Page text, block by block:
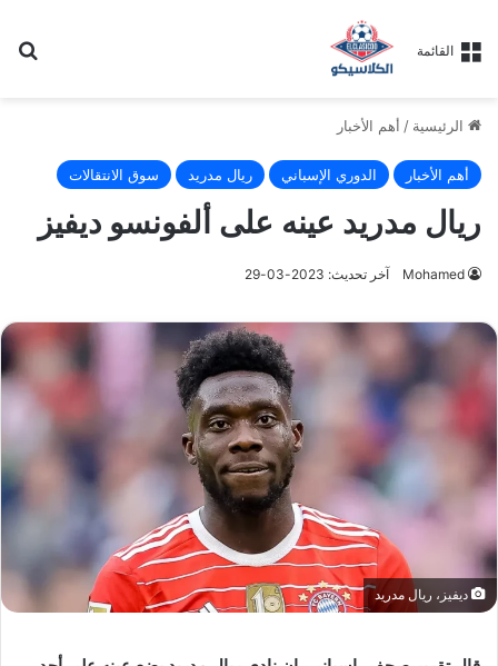
القائمة
الرئيسية / أهم الأخبار
أهم الأخبار الدوري الإسباني ريال مدريد سوق الانتقالات
ريال مدريد عينه على ألفونسو ديفيز
Mohamed آخر تحديث: 2023-03-29
ديفيز، ريال مدريد